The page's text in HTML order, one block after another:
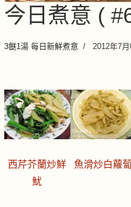
今日煮意 (
3餸1湯 每日新鮮煮意 2012年7月
西芹芥蘭炒鮮
魷
魚滑炒白蘿蔔